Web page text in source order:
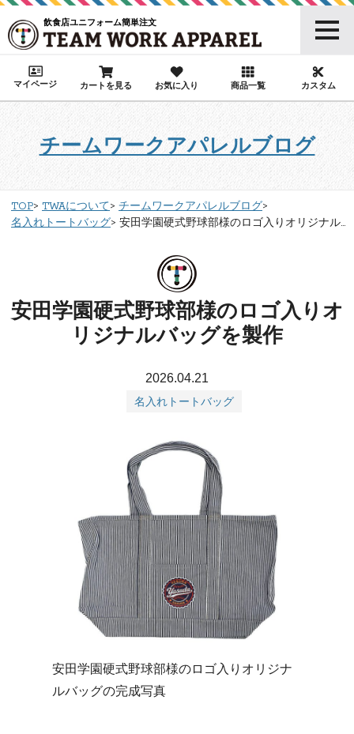
飲食店ユニフォーム簡単注文
マイページ カートを見る お気に入り 商品一覧 カスタム
チームワークアパレルブログ
TOP TWAについて
チームワークアパレルブログ
名入れトートバッグ
安田学園硬式野球部様のロゴ入りオリジナル...
安田学園硬式野球部様のロゴ入りオ
リジナルバッグを製作
2026.04.21
名入れトートバッグ
安田学園硬式野球部様のロゴ入りオリジナ
ルバッグの完成写真